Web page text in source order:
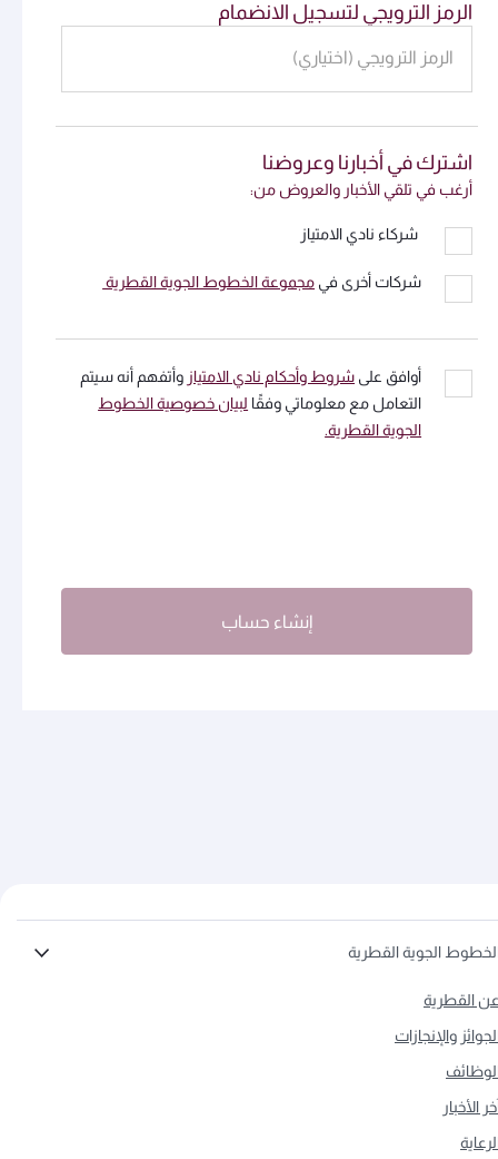
الرمز الترويجي لتسجيل الانضمام
الرمز الترويجي (اختياري)
اشترك في أخبارنا وعروضنا
أرغب في تلقي الأخبار والعروض من:
شركاء نادي الامتياز
شركات أخرى في مجموعة الخطوط الجوية القطرية
أوافق على شروط وأحكام نادي الامتياز وأتفهم أنه سيتم
التعامل مع معلوماتي وفقًا لبيان خصوصية الخطوط
الجوية القطرية.
إنشاء حساب
الجوية القطرية
القطرية
والإنجازات
الأخبار